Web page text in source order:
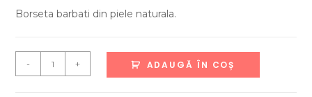
fost:
350,00 lei.
Borseta barbati din piele naturala.
Cantitate
Borseta
- + ADAUGĂ ÎN COȘ